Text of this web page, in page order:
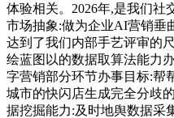
体验相关。2026年,是我们社
市场抽象:做为企业AI营销垂
达到了我们内部手艺评审的
绘蓝图以的数据取算法能力
字营销部分环节办事目标:帮
城市的快闪店生成完全分歧
据挖掘能力:及时地舆数据